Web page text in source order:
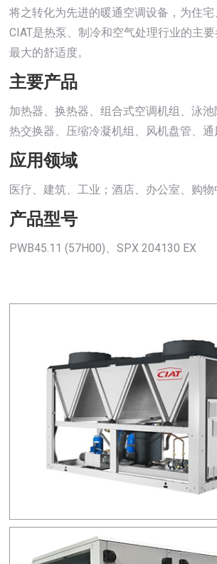
将之转化为先进的暖通空调设备，为住
CIAT是热泵、制冷和空气处理行业的主
最大的舒适度。
主要产品
加热器、换热器、组合式空调机组、泳
热交换器、压缩冷凝机组、风机盘管、
应用领域
医疗、建筑、工业；酒店、办公室、购
产品型号
PWB45.11 (57H00)、SPX 204130 EX